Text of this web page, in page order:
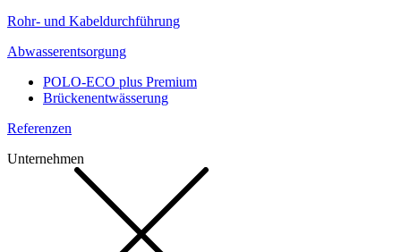
Rohr- und Kabeldurchführung
Abwasserentsorgung
POLO-ECO plus Premium
Brückenentwässerung
Referenzen
Unternehmen